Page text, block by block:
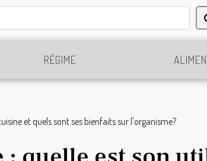
RÉGIME
et quels sont ses bienfaits sur l'organisme?